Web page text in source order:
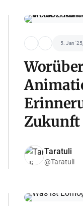
5. Jan
Zukunft
Taratuli
@Taratuli